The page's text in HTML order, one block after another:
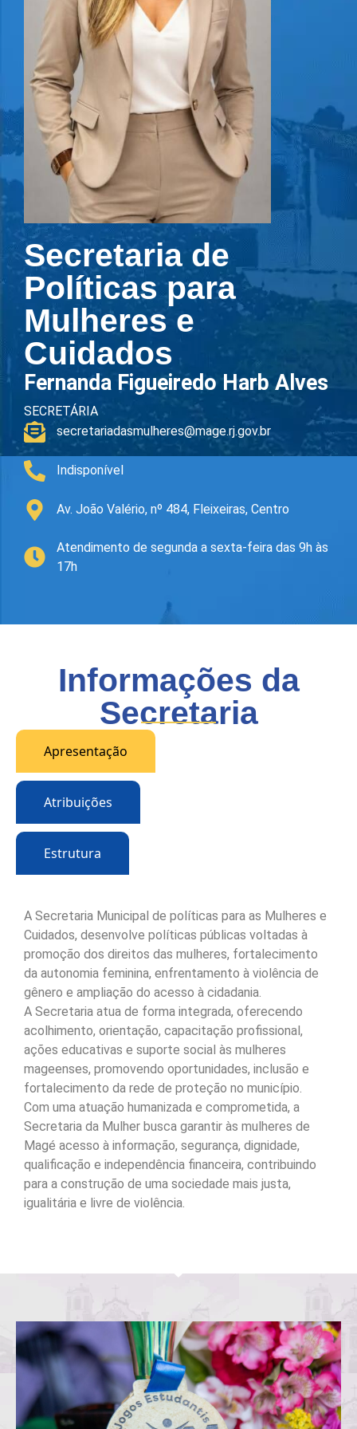
Secretaria de
Políticas para
Mulheres e
Cuidados
Fernanda Figueiredo Harb Alves
SECRETÁRIA
secretariadasmulheres@mage.rj.gov.br
Indisponível
Av. João Valério, nº 484, Fleixeiras, Centro
Atendimento de segunda a sexta-feira das 9h às
17h
Informações da
Secretaria
Apresentação
Atribuições
Estrutura
A Secretaria Municipal de políticas para as Mulheres e
Cuidados, desenvolve políticas públicas voltadas à
promoção dos direitos das mulheres, fortalecimento
da autonomia feminina, enfrentamento à violência de
gênero e ampliação do acesso à cidadania.
A Secretaria atua de forma integrada, oferecendo
acolhimento, orientação, capacitação profissional,
ações educativas e suporte social às mulheres
mageenses, promovendo oportunidades, inclusão e
fortalecimento da rede de proteção no município.
Com uma atuação humanizada e comprometida, a
Secretaria da Mulher busca garantir às mulheres de
Magé acesso à informação, segurança, dignidade,
qualificação e independência financeira, contribuindo
para a construção de uma sociedade mais justa,
igualitária e livre de violência.